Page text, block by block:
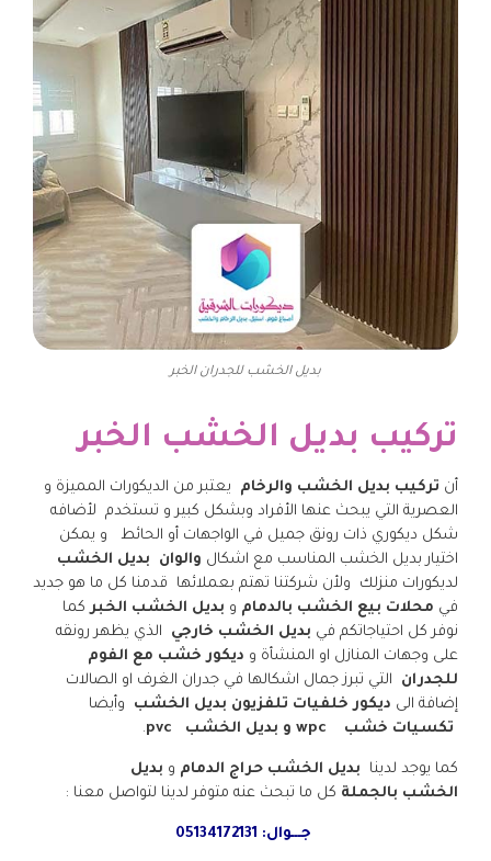
بديل الخشب للجدران الخبر
تركيب بديل الخشب الخبر
أن تركيب بديل الخشب والرخام يعتبر من الديكورات المميزة و
العصرية التي يبحث عنها الأفراد وبشكل كبير و تستخدم لأضافه
شكل ديكوري ذات رونق جميل في الواجهات أو الحائط و يمكن
اختيار بديل الخشب المناسب مع اشكال والوان بديل الخشب
لديكورات منزلك ولأن شركتنا تهتم بعملائها قدمنا كل ما هو جديد
في محلات بيع الخشب بالدمام و بديل الخشب الخبر كما
نوفر كل احتياجاتكم في بديل الخشب خارجي الذي يظهر رونقه
على وجهات المنازل او المنشأة و ديكور خشب مع الفوم
للجدران التي تبرز جمال اشكالها في جدران الغرف او الصالات
إضافة الى ديكور خلفيات تلفزيون بديل الخشب
وأيضا
تكسيات خشب
و بديل الخشب pvc
.
كما يوجد لدينا بديل الخشب حراج الدمام و بديل
الخشب بالجملة كل ما تبحث عنه متوفر لدينا لتواصل معنا :
جـــوال: 05134172131